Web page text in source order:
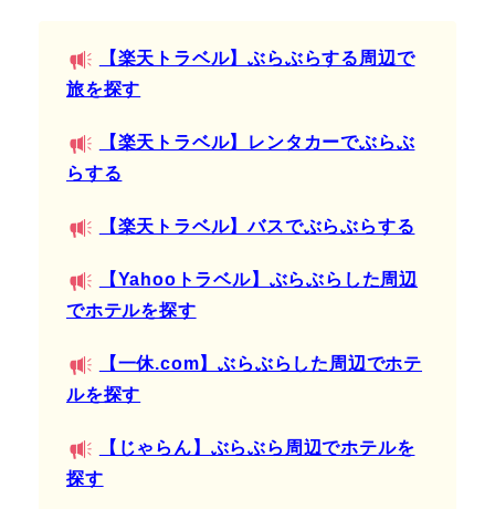
【楽天トラベル】ぶらぶらする周辺で
旅を探す
【楽天トラベル】レンタカーでぶらぶ
らする
【楽天トラベル】バスでぶらぶらする
【Yahooトラベル】ぶらぶらした周辺
でホテルを探す
【一休.com】ぶらぶらした周辺でホテ
ルを探す
【じゃらん】ぶらぶら周辺でホテルを
探す